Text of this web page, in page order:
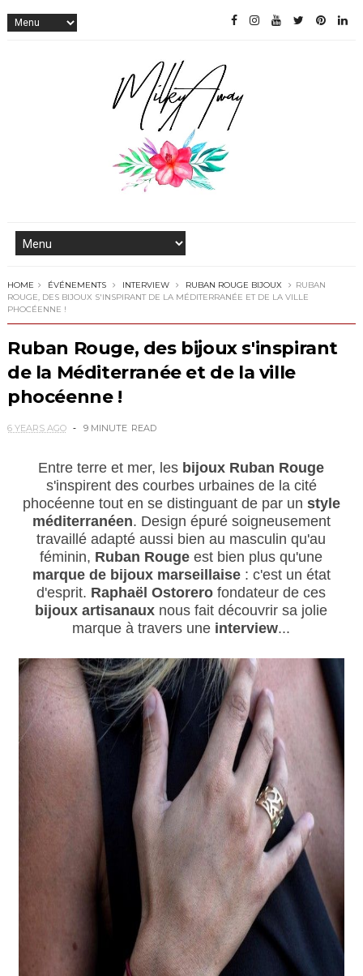
HOME ÉVÉNEMENTS INTERVIEW RUBAN ROUGE BIJOUX
RUBAN
ROUGE, DES BIJOUX S'INSPIRANT DE LA MÉDITERRANÉE ET DE LA VILLE
PHOCÉENNE !
Ruban Rouge, des bijoux s'inspirant
de la Méditerranée et de la ville
phocéenne !
6 YEARS AGO 9 MINUTE READ
Entre terre et mer, les bijoux Ruban Rouge
s'inspirent des courbes urbaines de la cité
phocéenne tout en se distinguant de par un style
méditerranéen. Design épuré soigneusement
travaillé adapté aussi bien au masculin qu'au
féminin, Ruban Rougeest bien plus qu'une
marque de bijoux marseillaise : c'est un état
d'esprit. Raphaël Ostorero fondateur de ces
bijoux artisanaux nous fait découvrir sa jolie
marque à travers une interview...